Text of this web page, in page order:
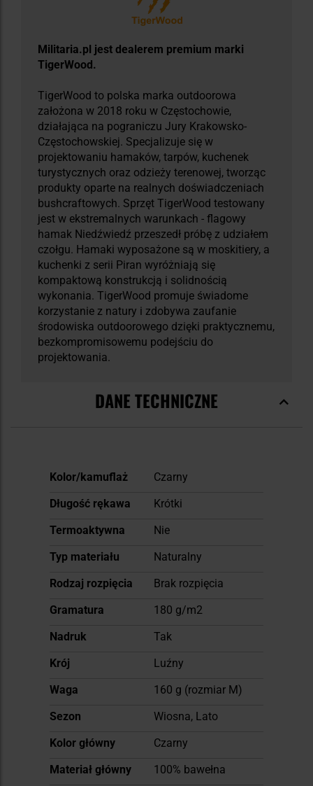
Militaria.pl jest dealerem premium marki
TigerWood.
TigerWood to polska marka outdoorowa
założona w 2018 roku w Częstochowie,
działająca na pograniczu Jury Krakowsko-
Częstochowskiej. Specjalizuje się w
projektowaniu hamaków, tarpów, kuchenek
turystycznych oraz odzieży terenowej, tworząc
produkty oparte na realnych doświadczeniach
bushcraftowych. Sprzęt TigerWood testowany
jest w ekstremalnych warunkach - flagowy
hamak Niedźwiedź przeszedł próbę z udziałem
czołgu. Hamaki wyposażone są w moskitiery, a
kuchenki z serii Piran wyróżniają się
kompaktową konstrukcją i solidnością
wykonania. TigerWood promuje świadome
korzystanie z natury i zdobywa zaufanie
środowiska outdoorowego dzięki praktycznemu,
bezkompromisowemu podejściu do
projektowania.
DANE TECHNICZNE
Więcej
Kolor/kamuflaż
Czarny
Długość rękawa
Krótki
Termoaktywna
Nie
Typ materiału
Naturalny
Rodzaj rozpięcia
Brak rozpięcia
Gramatura
180 g/m2
Nadruk
Tak
Krój
Luźny
Waga
160 g (rozmiar M)
Sezon
Wiosna, Lato
Kolor główny
Czarny
Materiał główny
100% bawełna